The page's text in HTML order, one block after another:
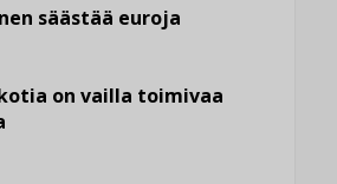
säästää euroja
on vailla toimivaa